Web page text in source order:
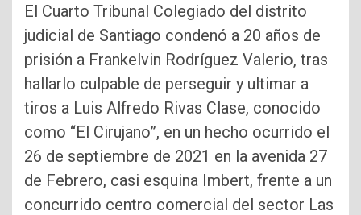
El Cuarto Tribunal Colegiado del distrito
judicial de Santiago condenó a 20 años de
prisión a Frankelvin Rodríguez Valerio, tras
hallarlo culpable de perseguir y ultimar a
tiros a Luis Alfredo Rivas Clase, conocido
como “El Cirujano”, en un hecho ocurrido el
26 de septiembre de 2021 en la avenida 27
de Febrero, casi esquina Imbert, frente a un
concurrido centro comercial del sector Las